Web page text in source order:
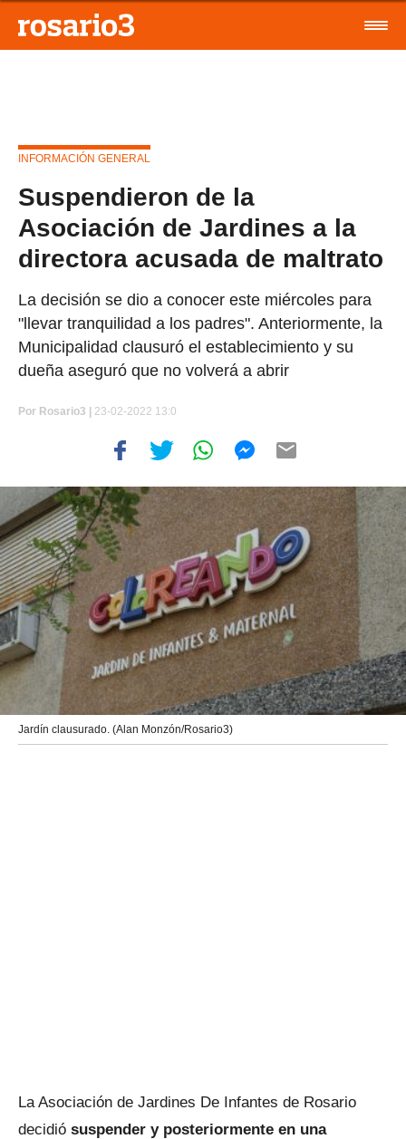
INFORMACIÓN GENERAL
Suspendieron de la
Asociación de Jardines a la
directora acusada de maltrato
La decisión se dio a conocer este miércoles para
"llevar tranquilidad a los padres". Anteriormente, la
Municipalidad clausuró el establecimiento y su
dueña aseguró que no volverá a abrir
Por Rosario3 | 23-02-2022 13:0
Jardín clausurado. (Alan Monzón/Rosario3)
La Asociación de Jardines De Infantes de Rosario
decidió suspender y posteriormente en una